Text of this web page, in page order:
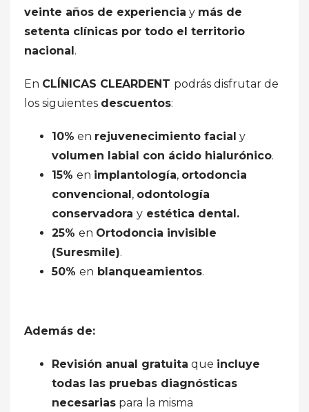
veinte años de experiencia y más de
setenta clínicas por todo el territorio
nacional.
En CLÍNICAS CLEARDENT podrás disfrutar de
los siguientes descuentos:
10% en rejuvenecimiento facial y
volumen labial con ácido hialurónico.
15% en implantología, ortodoncia
convencional, odontología
conservadora y estética dental.
25% en Ortodoncia invisible
(Suresmile).
50% en blanqueamientos.
Además de:
Revisión anual gratuita que incluye
todas las pruebas diagnósticas
necesarias para la misma